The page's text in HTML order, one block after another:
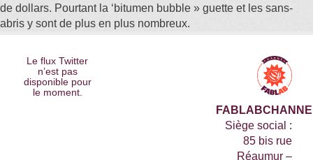
de dollars. Pourtant la ‘bitumen bubble » guette et les sans-
abris y sont de plus en plus nombreux.
Le flux Twitter
n’est pas
disponible pour
le moment.
Siège social :
85 bis rue
Réaumur –